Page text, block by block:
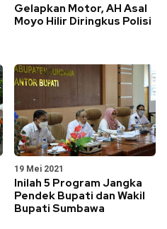
Gelapkan Motor, AH Asal
Moyo Hilir Diringkus Polisi
19 Mei 2021
Inilah 5 Program Jangka
Pendek Bupati dan Wakil
Bupati Sumbawa